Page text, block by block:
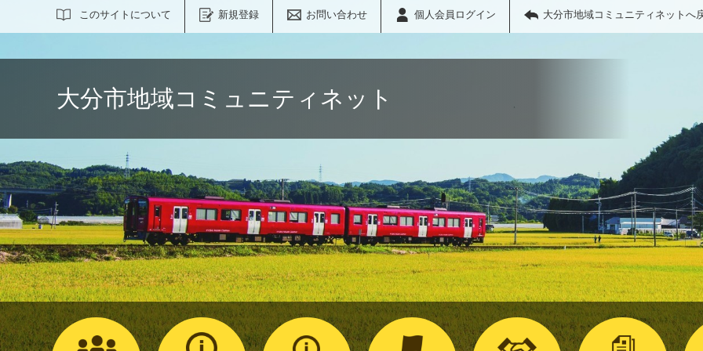
このサイトについて 新規登録 お問い合わせ 個人会員ログイン 大分市地域コミュニティネットへ
サイト内検索
大分市地域コミュニティネット